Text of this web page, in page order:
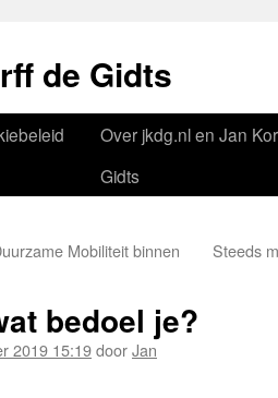
de Gidts
Over jkdg.nl en Jan
Gidts
Mobiliteit binnen
Steeds
bedoel je?
2019 15:19doorJan